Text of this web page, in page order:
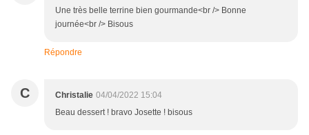
Une très belle terrine bien gourmande<br /> Bonne
journée<br /> Bisous
Répondre
C Christalie 04/04/2022 15:04
Beau dessert ! bravo Josette ! bisous